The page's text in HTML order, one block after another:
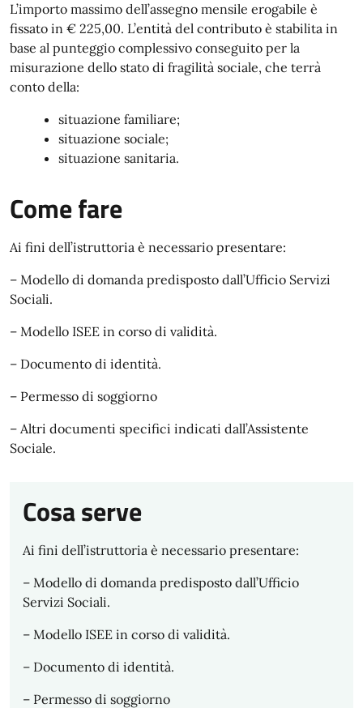
L’importo massimo dell’assegno mensile erogabile è
fissato in € 225,00. L’entità del contributo è stabilita in
base al punteggio complessivo conseguito per la
misurazione dello stato di fragilità sociale, che terrà
conto della:
situazione familiare;
situazione sociale;
situazione sanitaria.
Come fare
Ai fini dell’istruttoria è necessario presentare:
– Modello di domanda predisposto dall’Ufficio Servizi
Sociali.
– Modello ISEE in corso di validità.
– Documento di identità.
– Permesso di soggiorno
– Altri documenti specifici indicati dall’Assistente
Sociale.
Cosa serve
Ai fini dell’istruttoria è necessario presentare:
– Modello di domanda predisposto dall’Ufficio
Servizi Sociali.
– Modello ISEE in corso di validità.
– Documento di identità.
– Permesso di soggiorno